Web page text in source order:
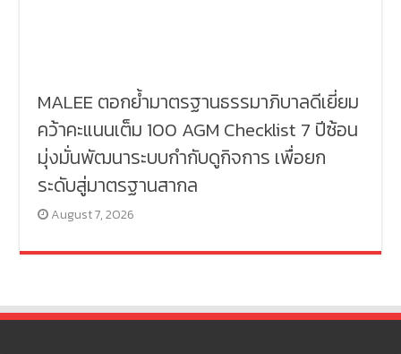
MALEE ตอกย้ำมาตรฐานธรรมาภิบาลดีเยี่ยม
คว้าคะแนนเต็ม 100 AGM Checklist 7 ปีซ้อน
มุ่งมั่นพัฒนาระบบกำกับดูกิจการ เพื่อยก
ระดับสู่มาตรฐานสากล
August 7, 2026